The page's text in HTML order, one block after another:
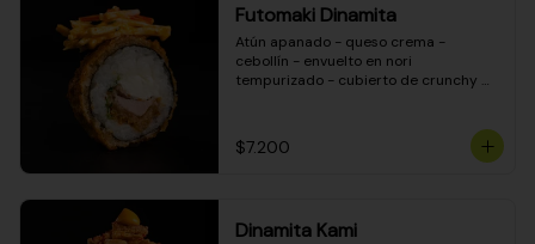
Futomaki Dinamita
Atún apanado - queso crema -
cebollín - envuelto en nori
tempurizado - cubierto de crunchy
$7.200
Dinamita Kami